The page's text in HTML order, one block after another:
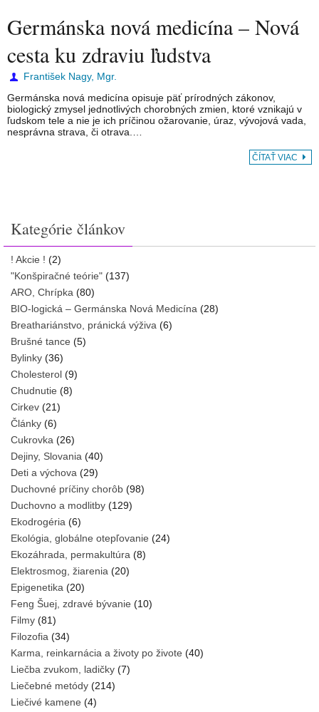
Germánska nová medicína – Nová
cesta ku zdraviu ľudstva
František Nagy, Mgr.
Germánska nová medicína opisuje päť prírodných zákonov,
biologický zmysel jednotlivých chorobných zmien, ktoré vznikajú v
ľudskom tele a nie je ich príčinou ožarovanie, úraz, vývojová vada,
nesprávna strava, či otrava.…
ČÍTAŤ VIAC
Kategórie článkov
! Akcie ! (2)
"Konšpiračné teórie" (137)
ARO, Chrípka (80)
BIO-logická – Germánska Nová Medicína (28)
Breathariánstvo, pránická výživa (6)
Brušné tance (5)
Bylinky (36)
Cholesterol (9)
Chudnutie (8)
Cirkev (21)
Články (6)
Cukrovka (26)
Dejiny, Slovania (40)
Deti a výchova (29)
Duchovné príčiny chorôb (98)
Duchovno a modlitby (129)
Ekodrogéria (6)
Ekológia, globálne otepľovanie (24)
Ekozáhrada, permakultúra (8)
Elektrosmog, žiarenia (20)
Epigenetika (20)
Feng Šuej, zdravé bývanie (10)
Filmy (81)
Filozofia (34)
Karma, reinkarnácia a životy po živote (40)
Liečba zvukom, ladičky (7)
Liečebné metódy (214)
Liečivé kamene (4)